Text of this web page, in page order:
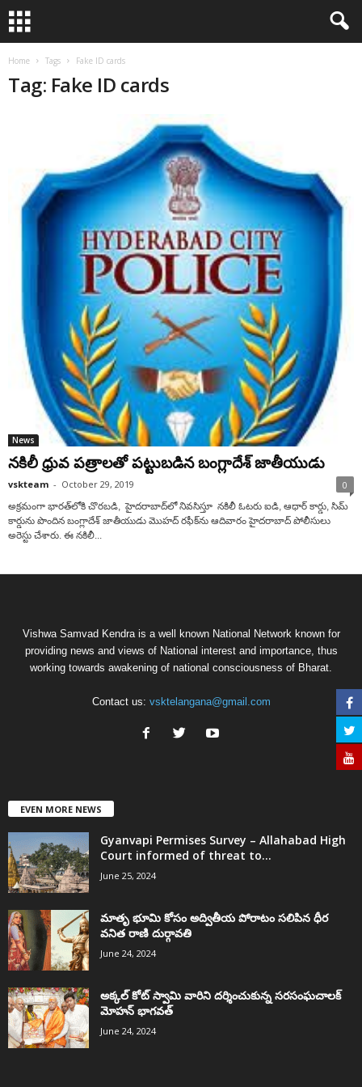
Home Tags Fake ID cards
Tag: Fake ID cards
News
నకిలీ ధ్రువ పత్రాలతో పట్టుబడిన బంగ్లాదేశ్ జాతీయుడు
vskteam - October 29, 2019 0
అక్రమంగా భారత్‌లోకి చొరబడి, హైదరాబాద్‌లో నివసిస్తూ నకిలీ ఓటరు ఐడి, ఆధార్ కార్డు, సిమ్
కార్డును పొందిన బంగ్లాదేశ్ జాతీయుడు మొహద్ రఫీక్‌ను ఆదివారం హైదరాబాద్‌ పోలీసులు
అరెస్టు చేశారు. ఈ నకిలీ...
Vishwa Samvad Kendra is a well known National Network known for
providing news and views of National interest and importance, thus
working towards awakening of national consciousness of Bharat.
Contact us: vsktelangana@gmail.com
EVEN MORE NEWS
Gyanvapi Permises Survey – Allahabad High
Court informed of threat to...
June 25, 2024
మాతృ భూమి కోసం అద్వితీయ పోరాటం సలిపిన ధీర
వనిత రాణి దుర్గావతి
June 24, 2024
అక్కల్‌ కోట్‌ స్వామి వారిని దర్శించుకున్న సరసంఘచాలక్
మోహన్ భాగవత్
June 24, 2024